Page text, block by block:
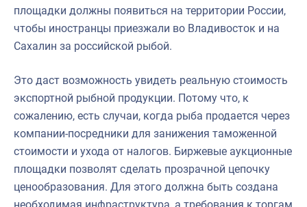
площадки должны появиться на территории России,
чтобы иностранцы приезжали во Владивосток и на
Сахалин за российской рыбой.
Это даст возможность увидеть реальную стоимость
экспортной рыбной продукции. Потому что, к
сожалению, есть случаи, когда рыба продается через
компании-посредники для занижения таможенной
стоимости и ухода от налогов. Биржевые аукционные
площадки позволят сделать прозрачной цепочку
ценообразования. Для этого должна быть создана